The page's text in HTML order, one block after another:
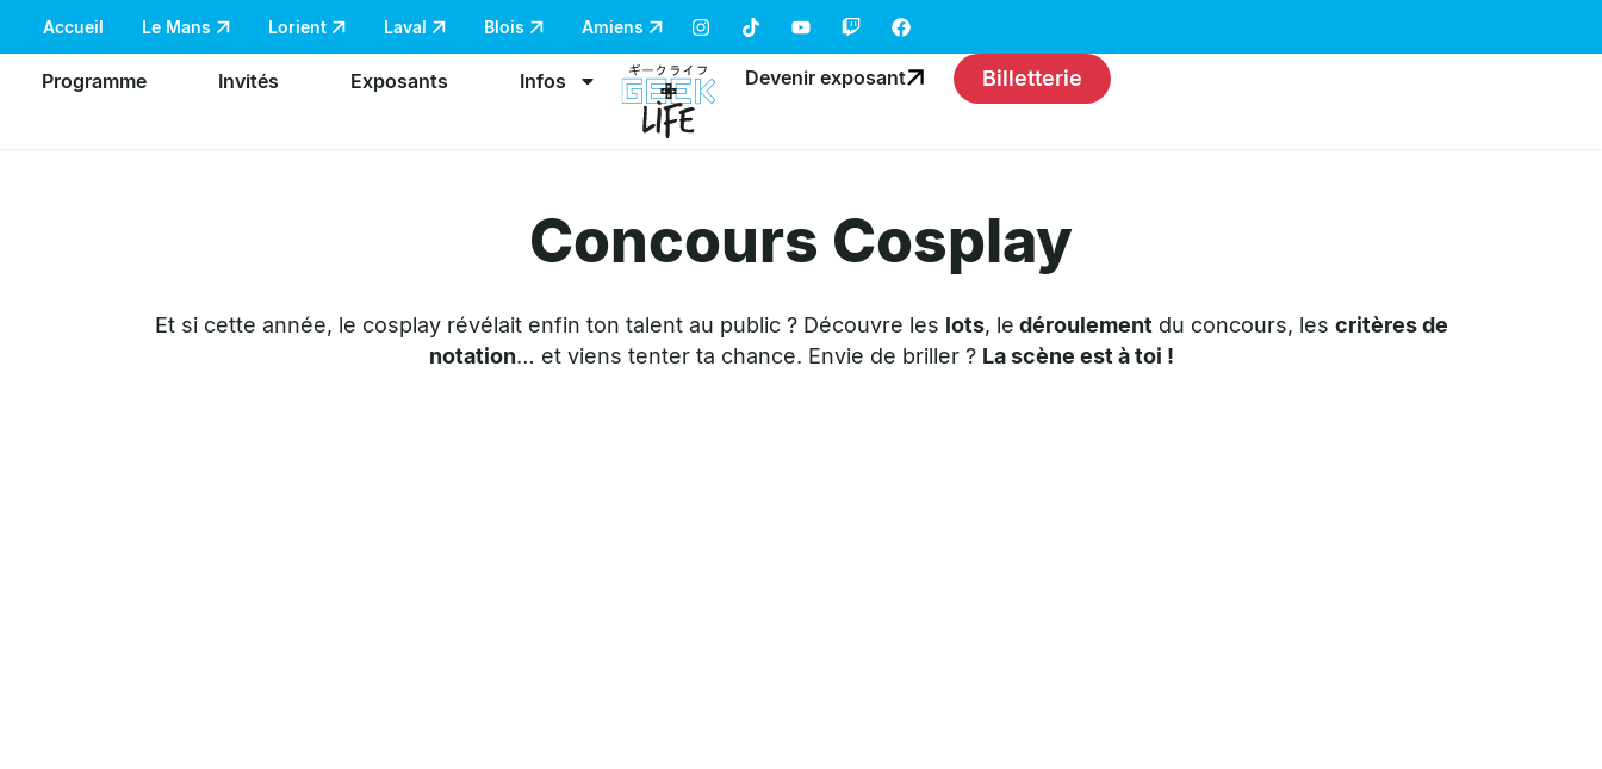
Accueil Le Mans Lorient Laval Blois Amiens
Programme Invités Exposants Infos Devenir exposant Billetterie
Concours Cosplay
Et si cette année, le cosplay révélait enfin ton talent au public ? Découvre les lots, le déroulement du concours, les critères de
notation… et viens tenter ta chance. Envie de briller ? La scène est à toi !